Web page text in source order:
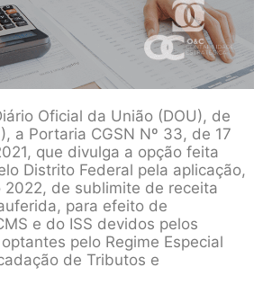
Oficial da União (DOU), de
a Portaria CGSN Nº 33, de 17
que divulga a opção feita
Distrito Federal pela aplicação,
de sublimite de receita
para efeito de
e do ISS devidos pelos
pelo Regime Especial
de Tributos e